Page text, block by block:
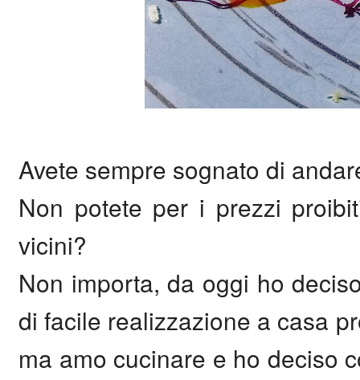
Avete sempre sognato di
Non potete per i prezzi
vicini?
Non importa, da oggi ho
di facile realizzazione a casa
ma amo cucinare e ho deciso